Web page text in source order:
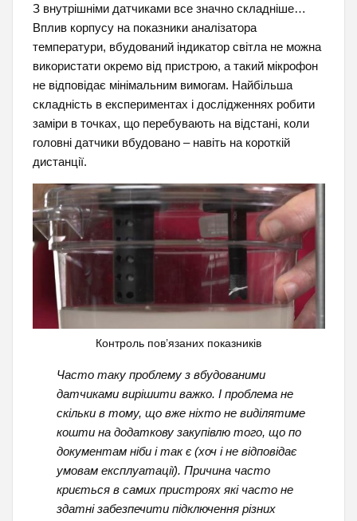
З внутрішніми датчиками все значно складніше…
Вплив корпусу на показники аналізатора
температури, вбудований індикатор світла не можна
використати окремо від пристрою, а такий мікрофон
не відповідає мінімальним вимогам. Найбільша
складність в експериментах і дослідженнях робити
заміри в точках, що перебувають на відстані, коли
головні датчики вбудовано – навіть на короткій
дистанції.
Контроль пов’язаних показників
Часто таку проблему з вбудованими
датчиками вирішити важко. І проблема не
скільки в тому, що вже ніхто не виділятиме
кошти на додаткову закупівлю того, що по
документам ніби і так є (хоч і не відповідає
умовам експлуатації). Причина часто
криється в самих пристроях які часто не
здатні забезпечити підключення різних